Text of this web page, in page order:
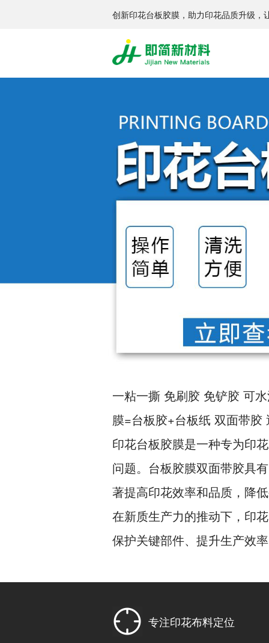
创新印花台板胶膜，助力印花品质升级，
一粘一撕 免刷胶 免铲胶 可
膜=台板胶+台板纸 双面带
印花台板胶膜是一种专为印
问题。台板胶膜双面带胶具
著提高印花效率和品质，降
在新质生产力的推动下，印
保护关键部件、提升生产效
专注印花布料定位